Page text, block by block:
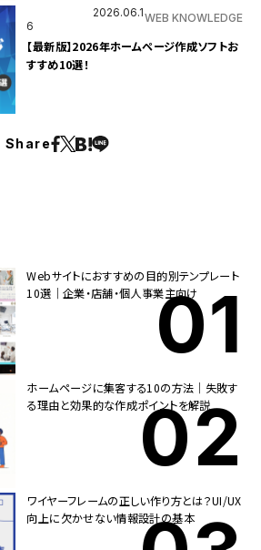
2026.06.1
6
WEB KNOWLEDGE
【最新版】2026年ホームページ作成ソフトお
すすめ10選！
Share
Webサイトにおすすめの目的別テンプレート
10選｜企業・店舗・個人事業主向け
ホームページに集客する10の方法｜失敗す
る理由と効果的な作成ポイントを解説
ワイヤーフレームの正しい作り方とは？UI/UX
向上に欠かせない情報設計の基本